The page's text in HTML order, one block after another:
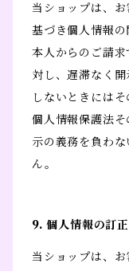
当ショップは、
基づき個人情報
本人からのご請
対し、遅滞なく
しないときには
個人情報保護法
示の義務を負わ
ん。
9. 個人情報の訂
当ショップは、